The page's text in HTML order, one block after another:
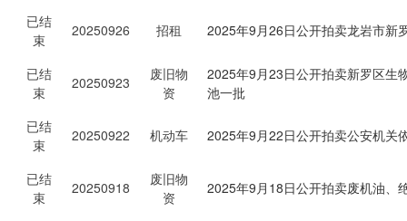
已结
束
20250926 招租 2025年9月26日公开拍卖龙岩市新
已结
束
20250923
废旧物
资
2025年9月23日公开拍卖新罗区生
池一批
已结
束
20250922 机动车 2025年9月22日公开拍卖公安机关
已结
束
20250918
废旧物
资
2025年9月18日公开拍卖废机油、